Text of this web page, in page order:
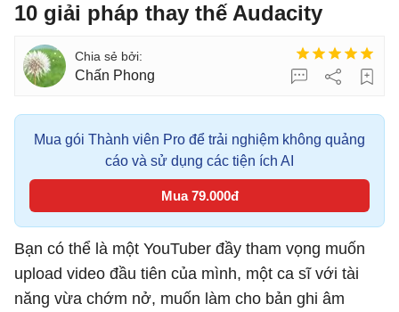
10 giải pháp thay thế Audacity
Chấn Phong
Mua gói Thành viên Pro để trải nghiệm không quảng
cáo và sử dụng các tiện ích AI
Mua 79.000đ
Bạn có thể là một YouTuber đầy tham vọng muốn
upload video đầu tiên của mình, một ca sĩ với tài
năng vừa chớm nở, muốn làm cho bản ghi âm